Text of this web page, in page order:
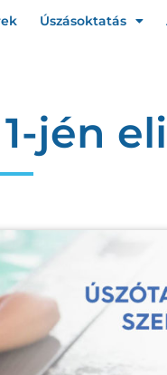
Úszásoktatás
jén